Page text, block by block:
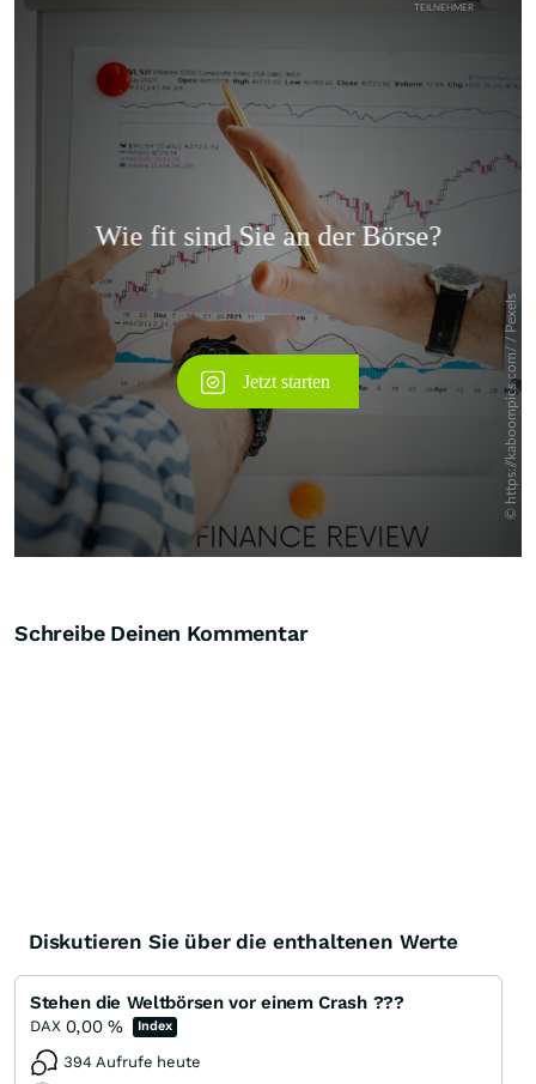
Überspringen
Schreibe Deinen Kommentar
Diskutieren Sie über die enthaltenen Werte
Stehen die Weltbörsen vor einem Crash ???
DAX 0,00% Index
394 Aufrufe heute